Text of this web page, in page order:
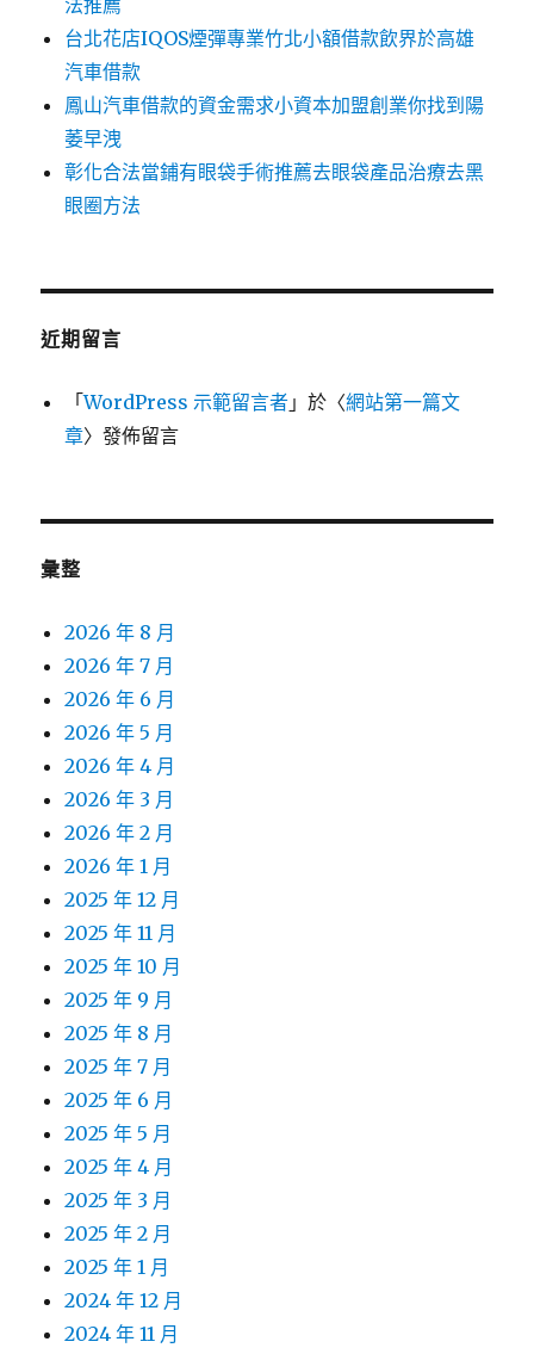
法推薦
台北花店IQOS煙彈專業竹北小額借款飲界於高雄
汽車借款
鳳山汽車借款的資金需求小資本加盟創業你找到陽
萎早洩
彰化合法當鋪有眼袋手術推薦去眼袋產品治療去黑
眼圈方法
近期留言
「WordPress 示範留言者 」於〈網站第一篇文
章〉發佈留言
彙整
2026 年 8 月
2026 年 7 月
2026 年 6 月
2026 年 5 月
2026 年 4 月
2026 年 3 月
2026 年 2 月
2026 年 1 月
2025 年 12 月
2025 年 11 月
2025 年 10 月
2025 年 9 月
2025 年 8 月
2025 年 7 月
2025 年 6 月
2025 年 5 月
2025 年 4 月
2025 年 3 月
2025 年 2 月
2025 年 1 月
2024 年 12 月
2024 年 11 月